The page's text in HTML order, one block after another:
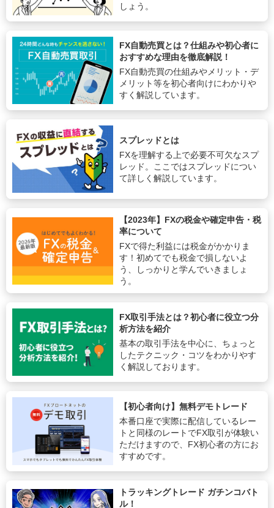
しょう。
FX自動売買とは？仕組みや初心者に
おすすめな理由を徹底解説！
FX自動売買の仕組みやメリット・デ
メリット等を初心者向けにわかりや
すく解説しています。
スプレッドとは
FXを理解する上で必要不可欠なスプ
レッド。ここではスプレッドについ
て詳しく解説しています。
【2023年】FXの税金や確定申告・税
率について
FXで得た利益には税金がかかりま
す！初めてでも税金で損しないよ
う、しっかりと学んでいきましょ
う。
FX取引手法とは？初心者に役立つ分
析方法を紹介
基本の取引手法を中心に、ちょっと
したテクニック・コツをわかりやす
く解説しております。
【初心者向け】無料デモトレード
本番口座で実際に配信しているレー
トと同様のレートでFX取引が体験い
ただけますので、FX初心者の方にお
すすめです。
トラッキングトレード ガチンコバト
ル！